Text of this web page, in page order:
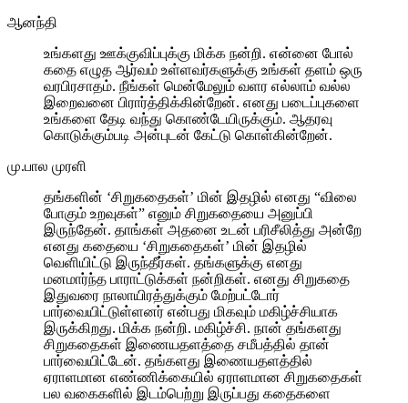
ஆனந்தி
உங்களது ஊக்குவிப்புக்கு மிக்க நன்றி. என்னை போல்
கதை எழுத ஆர்வம் உள்ளவர்களுக்கு உங்கள் தளம் ஒரு
வரபிரசாதம். நீங்கள் மென்மேலும் வளர எல்லாம் வல்ல
இறைவனை பிரார்த்திக்கின்றேன். எனது படைப்புகளை
உங்களை தேடி வந்து கொண்டேயிருக்கும். ஆதரவு
கொடுக்கும்படி அன்புடன் கேட்டு கொள்கின்றேன்.
மு.பால முரளி
தங்களின் ‘சிறுகதைகள்’ மின் இதழில் எனது “விலை
போகும் உறவுகள்” எனும் சிறுகதையை அனுப்பி
இருந்தேன். தாங்கள் அதனை உடன் பரிசீலித்து அன்றே
எனது கதையை ‘சிறுகதைகள்’ மின் இதழில்
வெளியிட்டு இருந்தீர்கள். தங்களுக்கு எனது
மனமார்ந்த பாராட்டுக்கள் நன்றிகள். எனது சிறுகதை
இதுவரை நாலாயிரத்துக்கும் மேற்பட்டோர்
பார்வையிட்டுள்ளனர் என்பது மிகவும் மகிழ்ச்சியாக
இருக்கிறது. மிக்க நன்றி. மகிழ்ச்சி. நான் தங்களது
சிறுகதைகள் இணையதளத்தை சமீபத்தில் தான்
பார்வையிட்டேன். தங்களது இணையதளத்தில்
ஏராளமான எண்ணிக்கையில் ஏராளமான சிறுகதைகள்
பல வகைகளில் இடம்பெற்று இருப்பது கதைகளை